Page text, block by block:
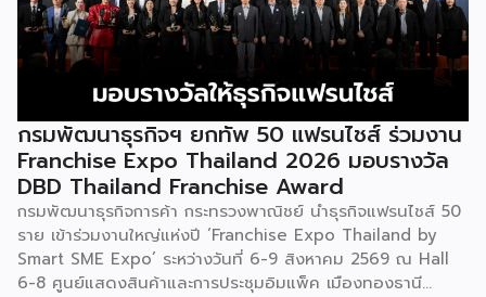
กรมพัฒนาธุรกิจฯ ยกทัพ 50 แฟรนไชส์ ร่วมงาน
Franchise Expo Thailand 2026 มอบรางวัล
DBD Thailand Franchise Award
กรมพัฒนาธุรกิจการค้า กระทรวงพาณิชย์ นำธุรกิจแฟรนไชส์ 50
ราย เข้าร่วมงานใหญ่แห่งปี ‘Franchise Expo Thailand by
Smart SME Expo’ ระหว่างวันที่ 6-9 สิงหาคม 2569 ณ Hall
6-8 ศูนย์แสดงสินค้าและการประชุมอิมแพ็ค เมืองทองธานี